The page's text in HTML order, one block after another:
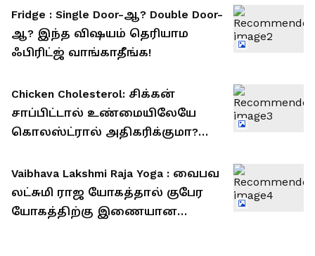
Fridge : Single Door-ஆ? Double Door-
ஆ? இந்த விஷயம் தெரியாம
ஃபிரிட்ஜ் வாங்காதீங்க!
Chicken Cholesterol: சிக்கன்
சாப்பிட்டால் உண்மையிலேயே
கொலஸ்ட்ரால் அதிகரிக்குமா?
உண்மை!
Vaibhava Lakshmi Raja Yoga : வைபவ
லட்சுமி ராஜ யோகத்தால் குபேர
யோகத்திற்கு இணையான